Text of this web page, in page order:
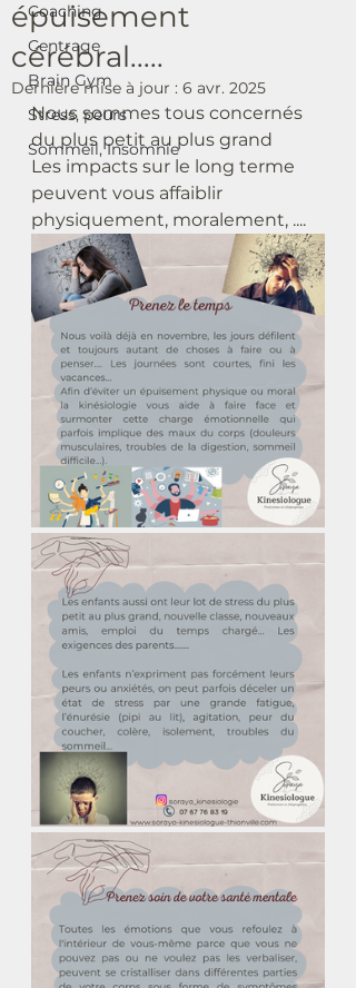
Coaching
Centrage
Brain Gym
Stress, peurs
Sommeil, Insomnie
épuisement
cérébral.....
Dernière mise à jour : 6 avr. 2025
Nous sommes tous concernés
du plus petit au plus grand
Les impacts sur le long terme
peuvent vous affaiblir
physiquement, moralement, ....